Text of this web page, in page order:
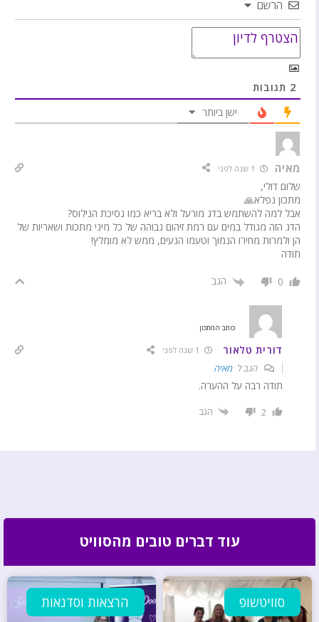
הרשם
2 תגובות
ישן ביותר
מאיה
שלום דולי,
מתכון נפלא🙏
אבל למה להשתמש בדג מורעל ולא בריא כמו נסיכת הנילוס?
הדג הזה מגודל במים עם רמת זיהום גבוהה של כל מיני מתכות ושאריות של
הן ולמרות מחירו הנמוך וטעמו הנעים, ממש לא מומלץ!
תודה
0 הגב
כותב המתכון
דורית טלאור
הגב ל מאיה
תודה רבה על ההערה.
2 הגב
עוד דברים טובים מהסוויט
סוויטשופ הרצאות וסדנאות